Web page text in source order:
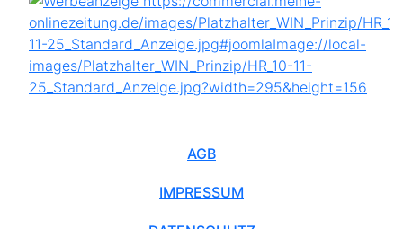
AGB
IMPRESSUM